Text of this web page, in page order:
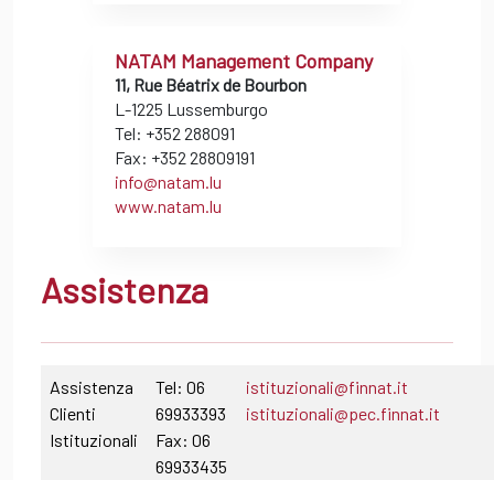
NATAM Management Company
11, Rue Béatrix de Bourbon
L-1225 Lussemburgo
Tel: +352 288091
Fax: +352 28809191
info@natam.lu
www.natam.lu
Assistenza
Assistenza
Clienti
Istituzionali
Tel: 06
69933393
Fax: 06
69933435
istituzionali@finnat.it
istituzionali@pec.finnat.it